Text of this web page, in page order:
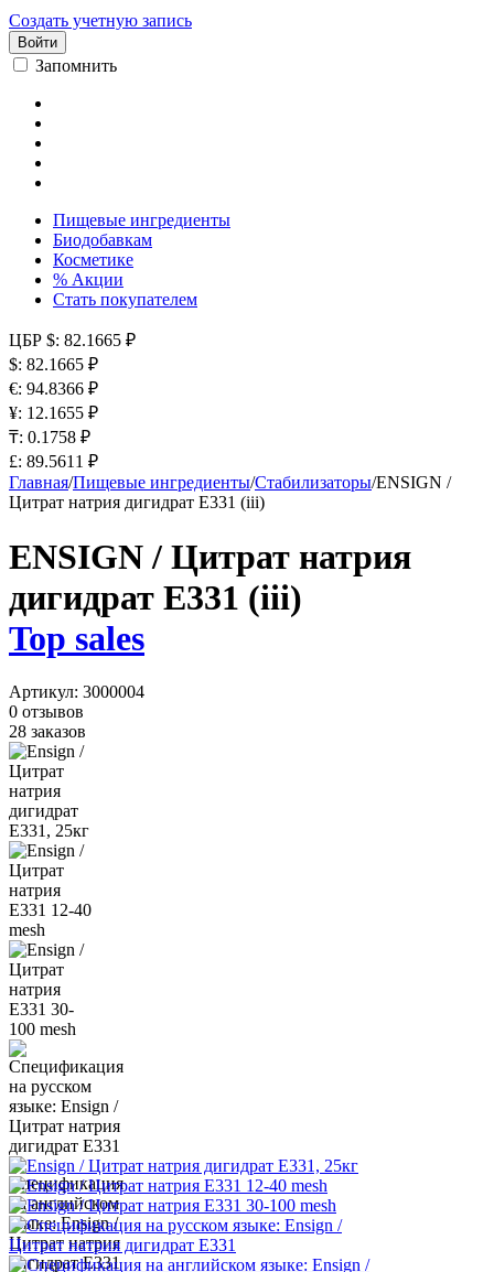
Создать учетную запись
Войти
Запомнить
Пищевые ингредиенты
Биодобавкам
Косметике
% Акции
Стать покупателем
ЦБР $: 82.1665 ₽
$: 82.1665 ₽
€: 94.8366 ₽
¥: 12.1655 ₽
₸: 0.1758 ₽
£: 89.5611 ₽
Главная/Пищевые ингредиенты/Стабилизаторы/ENSIGN /
Цитрат натрия дигидрат Е331 (iii)
ENSIGN / Цитрат натрия
дигидрат Е331 (iii)
Top sales
Артикул: 3000004
0 отзывов
28 заказов